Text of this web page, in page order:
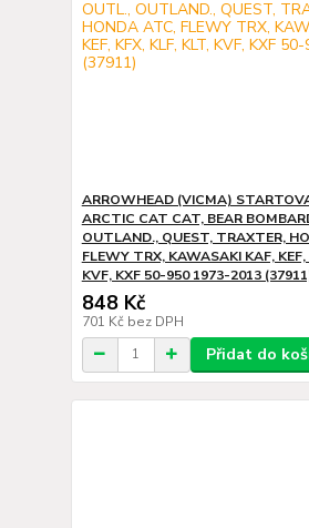
ARROWHEAD (VICMA)
ARCTIC CAT CAT, BEAR
OUTLAND., QUEST, TRAXTER,
FLEWY TRX, KAWASAKI KAF, KEF,
KVF, KXF 50-950 1973-2013
848 Kč
701 Kč bez DPH
Přidat do